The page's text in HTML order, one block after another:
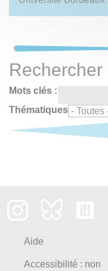
Rechercher
Mots clés :
Thématiques
Aide
Accessibilité : non